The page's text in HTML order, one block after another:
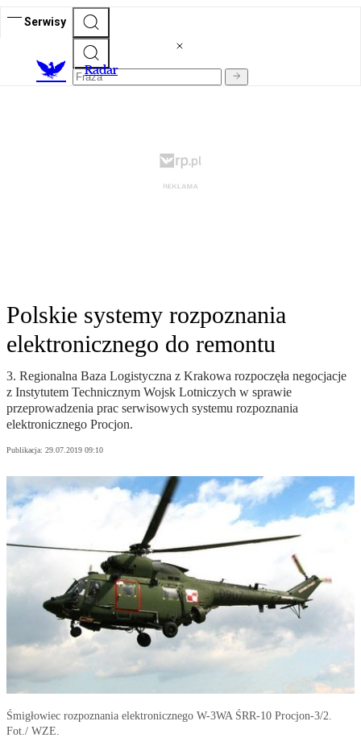
Serwisy
Radar
Polskie systemy rozpoznania
elektronicznego do remontu
3. Regionalna Baza Logistyczna z Krakowa rozpoczęła negocjacje
z Instytutem Technicznym Wojsk Lotniczych w sprawie
przeprowadzenia prac serwisowych systemu rozpoznania
elektronicznego Procjon.
Publikacja: 29.07.2019 09:10
Śmigłowiec rozpoznania elektronicznego W-3WA ŚRR-10 Procjon-3/2.
Fot./ WZE.